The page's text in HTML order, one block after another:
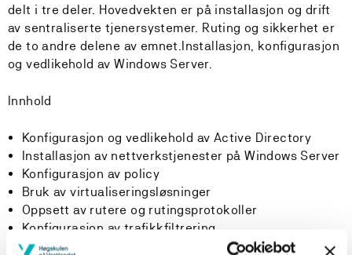
delt i tre deler. Hovedvekten er på installasjon og drift
av sentraliserte tjenersystemer. Ruting og sikkerhet er
de to andre delene av emnet.Installasjon, konfigurasjon
og vedlikehold av Windows Server.
Innhold
Konfigurasjon og vedlikehold av Active Directory
Installasjon av nettverkstjenester på Windows Server
Konfigurasjon av policy
Bruk av virtualiseringsløsninger
Oppsett av rutere og rutingsprotokoller
Konfigurasjon av trafikkfiltrering
Symmetrisk og asymmetrisk kryptering,